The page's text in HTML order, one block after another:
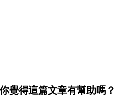
你覺得這篇文章有幫助嗎？